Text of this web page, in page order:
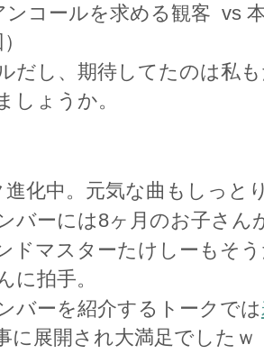
ンコールを求める観客 vs
だし、期待してたのは私
しょうか。
進化中。元気な曲もしっと
バーには8ヶ月のお子さん
ドマスターたけしーもそ
に拍手。
バーを紹介するトークでは
に展開され大満足でしたｗ